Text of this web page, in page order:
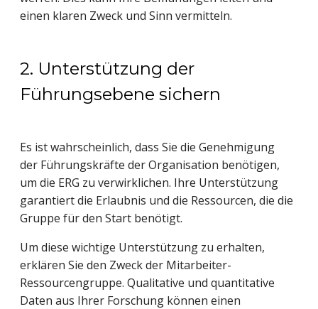
einen klaren Zweck und Sinn vermitteln.
2. Unterstützung der
Führungsebene sichern
Es ist wahrscheinlich, dass Sie die Genehmigung
der Führungskräfte der Organisation benötigen,
um die ERG zu verwirklichen. Ihre Unterstützung
garantiert die Erlaubnis und die Ressourcen, die die
Gruppe für den Start benötigt.
Um diese wichtige Unterstützung zu erhalten,
erklären Sie den Zweck der Mitarbeiter-
Ressourcengruppe. Qualitative und quantitative
Daten aus Ihrer Forschung können einen